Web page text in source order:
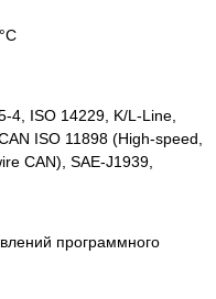
ISO 14229, K/L‑Line,
ISO 11898 (High‑speed,
CAN), SAE‑J1939,
программного